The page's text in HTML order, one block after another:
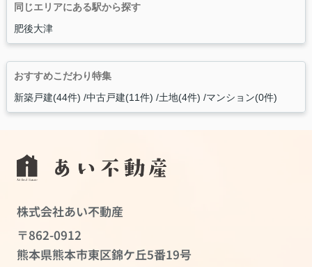
同じエリアにある駅から探す
肥後大津
おすすめこだわり特集
新築戸建(44件) 中古戸建(11件) 土地(4件) マンション(0件)
株式会社あい不動産
〒862-0912
熊本県熊本市東区錦ケ丘5番19号